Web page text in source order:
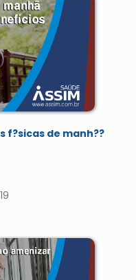
f?sicas de manh??